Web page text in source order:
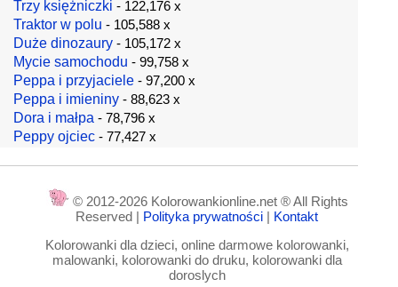
Trzy księżniczki - 122,176 x
Traktor w polu - 105,588 x
Duże dinozaury - 105,172 x
Mycie samochodu - 99,758 x
Peppa i przyjaciele - 97,200 x
Peppa i imieniny - 88,623 x
Dora i małpa - 78,796 x
Peppy ojciec - 77,427 x
© 2012-2026 Kolorowankionline.net ® All Rights
Reserved | Polityka prywatności | Kontakt
Kolorowanki dla dzieci, online darmowe kolorowanki,
malowanki, kolorowanki do druku, kolorowanki dla
doroslych